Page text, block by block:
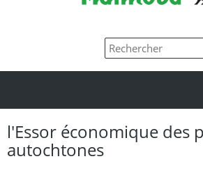
l'Essor économique des
autochtones